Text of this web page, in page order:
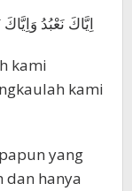
kami
kami
yang
hanya